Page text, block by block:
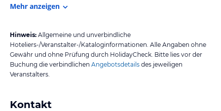
Mehr anzeigen
Hinweis: Allgemeine und unverbindliche
Hoteliers-/Veranstalter-/Kataloginformationen. Alle Angaben ohne
Gewähr und ohne Prüfung durch HolidayCheck. Bitte lies vor der
Buchung die verbindlichen Angebotsdetails des jeweiligen
Veranstalters.
Kontakt